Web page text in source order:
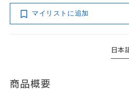
マイリストに追加
日本
商品概要